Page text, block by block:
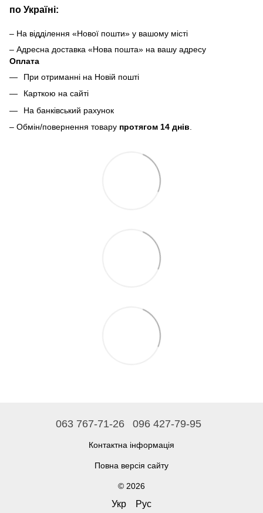
по Україні:
– На відділення «Нової пошти» у вашому місті
– Адресна доставка «Нова пошта» на вашу адресу
Оплата
При отриманні на Новій пошті
Карткою на сайті
На банківський рахунок
– Обмін/повернення товару протягом 14 днів
063 767-71-26 096 427-79-95
Контактна інформація
Повна версія сайту
© 2026
Укр Рус